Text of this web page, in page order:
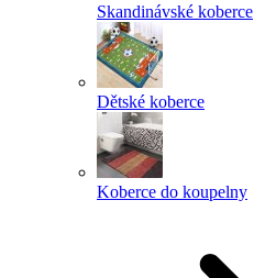
Skandinávské koberce
Dětské koberce
Koberce do koupelny